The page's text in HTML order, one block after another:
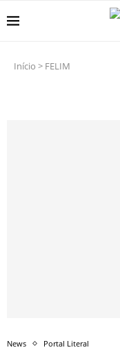
Início > FELIM
News Portal Literal